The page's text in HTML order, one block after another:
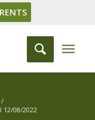
/
12/08/2022